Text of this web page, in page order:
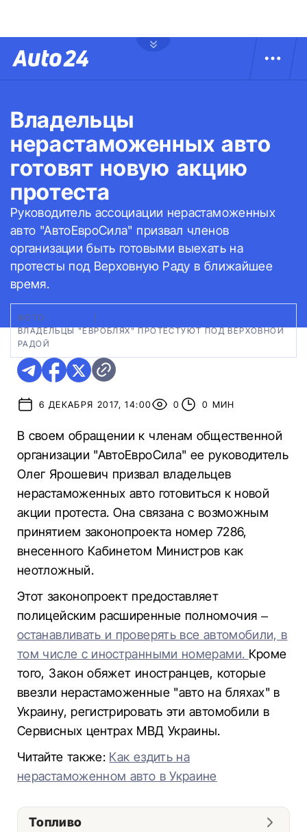
Владельцы
нерастаможенных авто
готовят новую акцию
протеста
Руководитель ассоциации нерастаможенных
авто "АвтоЕвроСила" призвал членов
организации быть готовыми выехать на
протесты под Верховную Раду в ближайшее
время.
ФОТО:
ВЛАДЕЛЬЦЫ "ЕВРОБЛЯХ" ПРОТЕСТУЮТ ПОД ВЕРХОВНОЙ
РАДОЙ
6 ДЕКАБРЯ 2017, 14:00 0 0 МИН
В своем обращении к членам общественной
организации "АвтоЕвроСила" ее руководитель
Олег Ярошевич призвал владельцев
нерастаможенных авто готовиться к новой
акции протеста. Она связана с возможным
принятием законопроекта номер 7286,
внесенного Кабинетом Министров как
неотложный.
Этот законопроект предоставляет
полицейским расширенные полномочия –
останавливать и проверять все автомобили, в
том числе с иностранными номерами. Кроме
того, Закон обяжет иностранцев, которые
ввезли нерастаможенные "авто на бляхах" в
Украину, регистрировать эти автомобили в
Сервисных центрах МВД Украины.
Читайте также: Как ездить на
нерастаможенном авто в Украине
Топливо